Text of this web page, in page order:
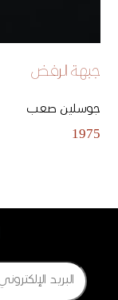
جبهة الرفض
جوسلين صعب
1975
Email